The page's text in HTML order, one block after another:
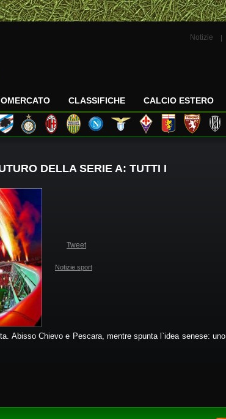
Notizie
CLASSIFICHE CALCIO ESTERO
DELLA SERIE A: TUTTI I
Tweet
Notizie sport
Abisso Chievo e Pescara, mentre spunta l`idea senese: uno